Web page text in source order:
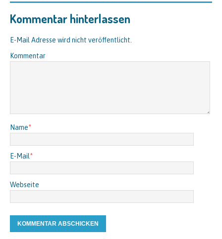
Kommentar hinterlassen
E-Mail Adresse wird nicht veröffentlicht.
Kommentar
Name*
E-Mail*
Webseite